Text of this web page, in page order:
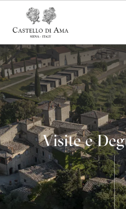
Visite e